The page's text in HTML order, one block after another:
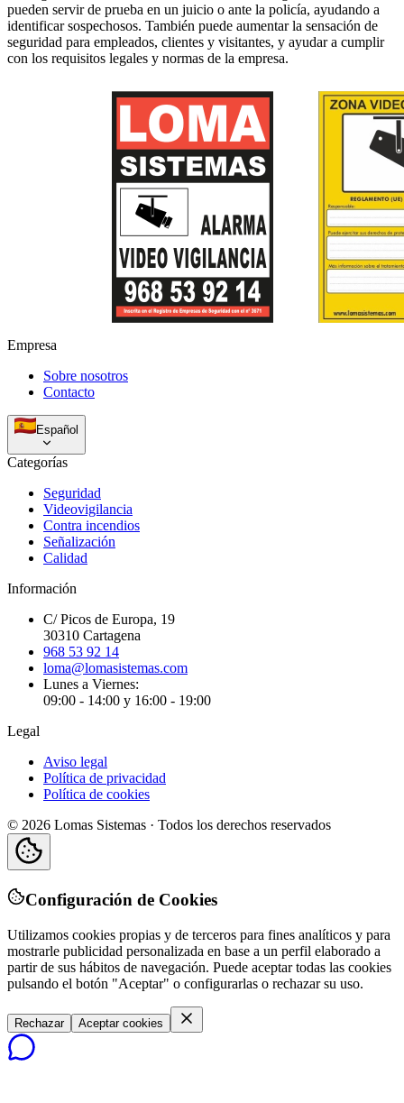
pueden servir de prueba en un juicio o ante la policía, ayudando a
identificar sospechosos. También puede aumentar la sensación de
seguridad para empleados, clientes y visitantes, y ayudar a cumplir
con los requisitos legales y normas de la empresa.
Empresa
Sobre nosotros
Contacto
Español
Categorías
Seguridad
Videovigilancia
Contra incendios
Señalización
Calidad
Información
C/ Picos de Europa, 19
30310 Cartagena
968 53 92 14
loma@lomasistemas.com
Lunes a Viernes:
09:00 - 14:00 y 16:00 - 19:00
Legal
Aviso legal
Política de privacidad
Política de cookies
© 2026 Lomas Sistemas · Todos los derechos reservados
Configuración de Cookies
Utilizamos cookies propias y de terceros para fines analíticos y para
mostrarle publicidad personalizada en base a un perfil elaborado a
partir de sus hábitos de navegación. Puede aceptar todas las cookies
pulsando el botón "Aceptar" o configurarlas o rechazar su uso.
Rechazar Aceptar cookies